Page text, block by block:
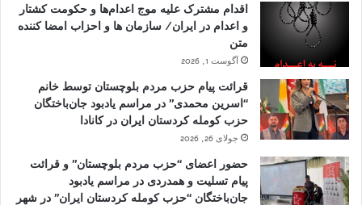
اقدام مشترک علیه موج اعدام‌ها و حکومت کشتار
و اعدام در ایران/ سازمان ها و احزاب امضا کننده
متن
آگوست 1, 2026
قرائت پیام حزب مردم بلوچستان توسط خانم
“اسرین محمدی” در مراسم یادبود جان‌باختگان
حزب کومله کردستان ایران در کانادا
جولای 26, 2026
حضور اعضای “حزب مردم بلوچستان” و قرائت
پیام تسلیت و همدردی در مراسم یادبود
جان‌باختگان “حزب کومله کردستان ایران” در شهر